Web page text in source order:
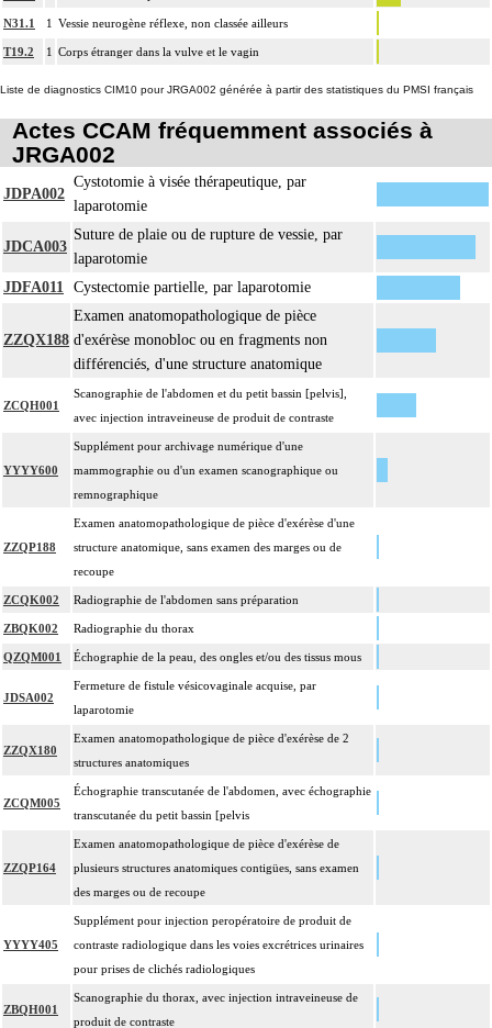
N31.1 1 Vessie neurogène réflexe, non classée ailleurs
T19.2 1 Corps étranger dans la vulve et le vagin
Liste de diagnostics CIM10 pour JRGA002 générée à partir des statistiques du PMSI français
Actes CCAM fréquemment associés à
JRGA002
JDPA002
Cystotomie à visée thérapeutique, par
laparotomie
JDCA003
Suture de plaie ou de rupture de vessie, par
laparotomie
JDFA011 Cystectomie partielle, par laparotomie
ZZQX188
Examen anatomopathologique de pièce
d'exérèse monobloc ou en fragments non
différenciés, d'une structure anatomique
ZCQH001
Scanographie de l'abdomen et du petit bassin [pelvis],
avec injection intraveineuse de produit de contraste
YYYY600
Supplément pour archivage numérique d'une
mammographie ou d'un examen scanographique ou
remnographique
ZZQP188
Examen anatomopathologique de pièce d'exérèse d'une
structure anatomique, sans examen des marges ou de
recoupe
ZCQK002 Radiographie de l'abdomen sans préparation
ZBQK002 Radiographie du thorax
QZQM001 Échographie de la peau, des ongles et/ou des tissus mous
JDSA002
Fermeture de fistule vésicovaginale acquise, par
laparotomie
ZZQX180
Examen anatomopathologique de pièce d'exérèse de 2
structures anatomiques
ZCQM005
Échographie transcutanée de l'abdomen, avec échographie
transcutanée du petit bassin [pelvis
ZZQP164
Examen anatomopathologique de pièce d'exérèse de
plusieurs structures anatomiques contigües, sans examen
des marges ou de recoupe
YYYY405
Supplément pour injection peropératoire de produit de
contraste radiologique dans les voies excrétrices urinaires
pour prises de clichés radiologiques
ZBQH001
Scanographie du thorax, avec injection intraveineuse de
produit de contraste